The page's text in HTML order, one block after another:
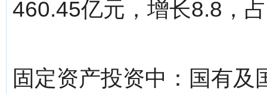
460.45亿元，增长8.8，
固定资产投资中：国有